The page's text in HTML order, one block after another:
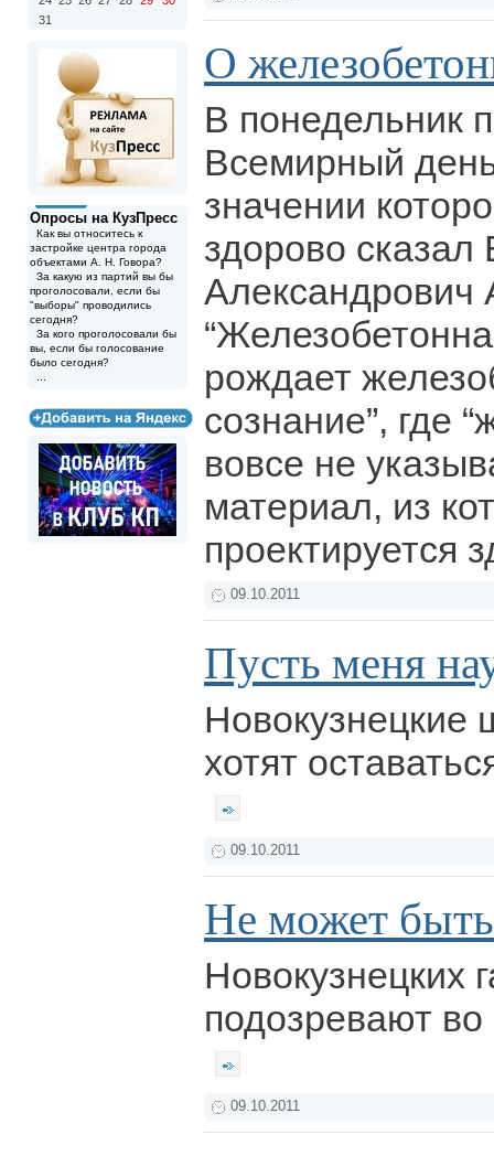
31
Опросы на КузПресс
Как вы относитесь к
застройке центра города
объектами А. Н. Говора?
За какую из партий вы бы
проголосовали, если бы
"выборы" проводились
сегодня?
За кого проголосовали бы
вы, если бы голосование
было сегодня?
О
В понедельник
Всемирный
значении
здорово сказал
Александрович
рождает
сознание”, где
вовсе не
материал, из
проектируется
09.10.2011
Пусть меня
Новокузнецкие
хотят
09.10.2011
Не может
Новокузнецких
подозревают во
09.10.2011